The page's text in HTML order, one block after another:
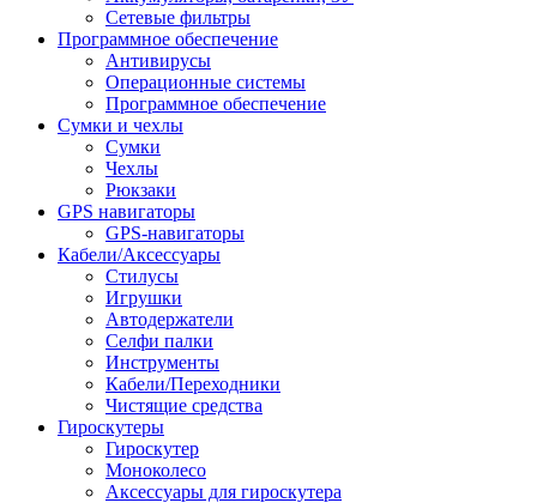
Сетевые фильтры
Программное обеспечение
Антивирусы
Операционные системы
Программное обеспечение
Сумки и чехлы
Сумки
Чехлы
Рюкзаки
GPS навигаторы
GPS-навигаторы
Кабели/Аксессуары
Стилусы
Игрушки
Автодержатели
Селфи палки
Инструменты
Кабели/Переходники
Чистящие средства
Гироскутеры
Гироскутер
Моноколесо
Аксессуары для гироскутера